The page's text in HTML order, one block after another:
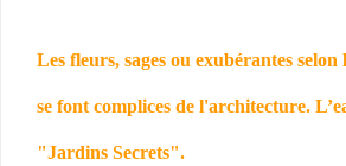
Les fleurs, sages ou exubérantes selon
se font complices de l'architecture.
"Jardins Secrets".